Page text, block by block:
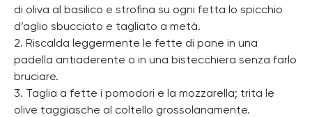
di oliva al basilico e strofina su ogni fetta lo spicchio
d’aglio sbucciato e tagliato a metà.
2. Riscalda leggermente le fette di pane in una
padella antiaderente o in una bistecchiera senza farlo
bruciare.
3. Taglia a fette i pomodori e la mozzarella; trita le
olive taggiasche al coltello grossolanamente.